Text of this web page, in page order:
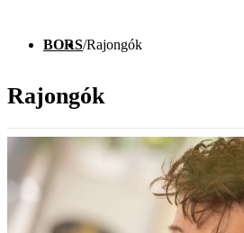
BORS/Rajongók
Rajongók